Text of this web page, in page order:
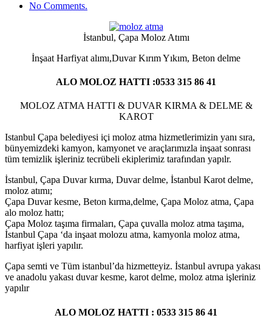
No Comments.
İstanbul, Çapa Moloz Atımı
İnşaat Harfiyat alımı,Duvar Kırım Yıkım, Beton delme
ALO MOLOZ HATTI :0533 315 86 41
MOLOZ ATMA HATTI & DUVAR KIRMA & DELME &
KAROT
Istanbul Çapa belediyesi içi moloz atma hizmetlerimizin yanı sıra,
bünyemizdeki kamyon, kamyonet ve araçlarımızla inşaat sonrası
tüm temizlik işleriniz tecrübeli ekiplerimiz tarafından yapılr.
İstanbul, Çapa Duvar kırma, Duvar delme, İstanbul Karot delme,
moloz atımı;
Çapa Duvar kesme, Beton kırma,delme, Çapa Moloz atma, Çapa
alo moloz hattı;
Çapa Moloz taşıma firmaları, Çapa çuvalla moloz atma taşıma,
İstanbul Çapa ‘da inşaat molozu atma, kamyonla moloz atma,
harfiyat işleri yapılır.
Çapa semti ve Tüm istanbul’da hizmetteyiz. İstanbul avrupa yakası
ve anadolu yakası duvar kesme, karot delme, moloz atma işleriniz
yapılır
ALO MOLOZ HATTI : 0533 315 86 41